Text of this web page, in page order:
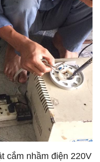
cắm nhầm điện 220V